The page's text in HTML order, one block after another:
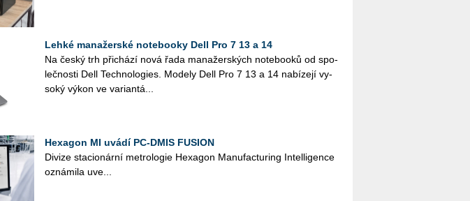
Lehké manažerské notebooky Dell Pro 7 13 a 14
Na český trh při­chá­zí nová řada ma­na­žer­ských no­te­boo­ků od spo­
leč­nos­ti Dell Tech­no­lo­gies. Mo­de­ly Dell Pro 7 13 a 14 na­bí­ze­jí vy­
so­ký výkon ve va­ri­an­tá...
Hexagon MI uvádí PC-DMIS FUSION
Di­vi­ze sta­ci­o­nár­ní me­t­ro­lo­gie He­xa­gon Ma­nu­factu­ring In­tel­li­gen­ce
ozná­mi­la uve...